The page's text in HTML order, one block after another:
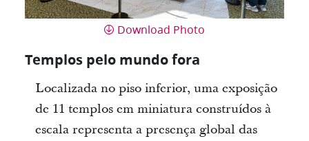
Download Photo
Templos pelo mundo fora
Localizada no piso inferior, uma exposição
de 11 templos em miniatura construídos à
escala representa a presença global das